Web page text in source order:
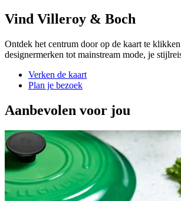
Vind Villeroy & Boch
Ontdek het centrum door op de kaart te
designermerken tot mainstream mode, je
Verken de kaart
Plan je bezoek
Aanbevolen voor jou